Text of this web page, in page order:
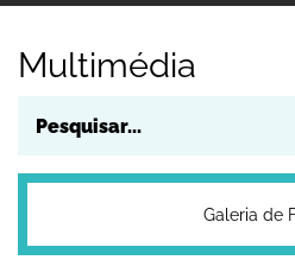
Multimédia
Galeria de